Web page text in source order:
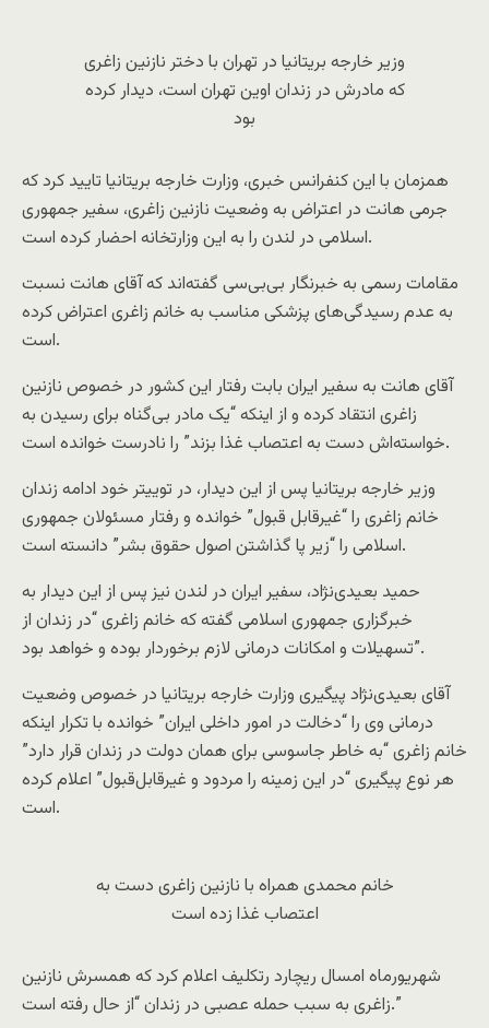
وزیر خارجه بریتانیا در تهران با دختر نازنین زاغری
که مادرش در زندان اوین تهران است، دیدار کرده
بود
همزمان با این کنفرانس خبری، وزارت خارجه بریتانیا تایید کرد که
جرمی هانت در اعتراض به وضعیت نازنین زاغری، سفیر جمهوری
اسلامی در لندن را به این وزارتخانه احضار کرده است.
مقامات رسمی به خبرنگار بی‌بی‌سی گفته‌اند که آقای هانت نسبت
به عدم رسیدگی‌های پزشکی مناسب به خانم زاغری اعتراض کرده
است.
آقای هانت به سفیر ایران بابت رفتار این کشور در خصوص نازنین
زاغری انتقاد کرده و از اینکه “یک مادر بی‌گناه برای رسیدن به
خواسته‌اش دست به اعتصاب غذا بزند” را نادرست خوانده است.
وزیر خارجه بریتانیا پس از این دیدار، در توییتر خود ادامه زندان
خانم زاغری را “غیرقابل قبول” خوانده و رفتار مسئولان جمهوری
اسلامی را “زیر پا گذاشتن اصول حقوق بشر” دانسته است.
حمید بعیدی‌نژاد، سفیر ایران در لندن نیز پس از این دیدار به
خبرگزاری جمهوری اسلامی گفته که خانم زاغری “در زندان از
تسهیلات و امکانات درمانی لازم برخوردار بوده و خواهد بود”.
آقای بعیدی‌نژاد پیگیری وزارت خارجه بریتانیا در خصوص وضعیت
درمانی وی را “دخالت در امور داخلی ایران” خوانده با تکرار اینکه
خانم زاغری “به خاطر جاسوسی برای همان دولت در زندان قرار دارد”
هر نوع پیگیری “در این زمینه را مردود و غیرقابل‌قبول” اعلام کرده
است.
خانم محمدی همراه با نازنین زاغری دست به
اعتصاب غذا زده است
شهریورماه امسال ریچارد رتکلیف اعلام کرد که همسرش نازنین
زاغری به سبب حمله عصبی در زندان “از حال رفته است.”